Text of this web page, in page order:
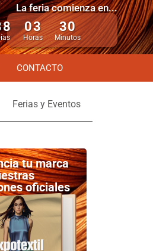
La feria comienza en...
03
Horas
30
Minutos
CONTACTO
Ferias y Eventos
tu marca
oficiales